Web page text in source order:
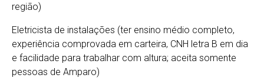
região)
Eletricista de instalações (ter ensino médio completo,
experiência comprovada em carteira, CNH letra B em dia
e facilidade para trabalhar com altura; aceita somente
pessoas de Amparo)